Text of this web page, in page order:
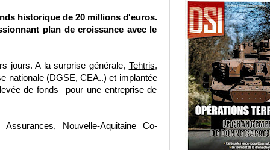
historique de 20 millions d'euros.
plan de croissance avec le
jours. A la surprise générale, Tehtris,
nationale (DGSE, CEA..) et implantée
de fonds pour une entreprise de
Nouvelle-Aquitaine Co-